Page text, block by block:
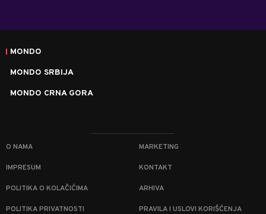
MONDO
MONDO SRBIJA
MONDO CRNA GORA
O NAMA MARKETING
IMPRESUM KONTAKT
POLITIKA O KOLAČIĆIMA ARHIVA
POLITIKA PRIVATNOSTI PRAVILA I USLOVI KORIŠĆENJA